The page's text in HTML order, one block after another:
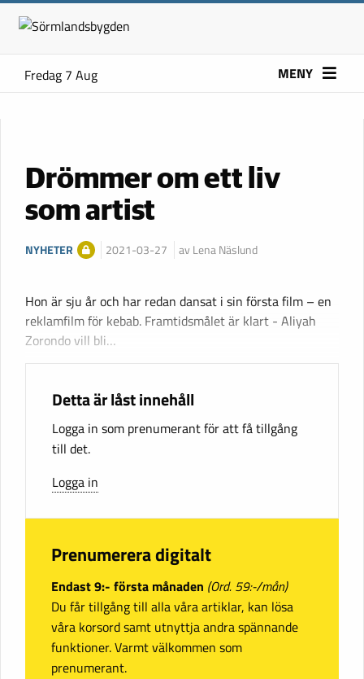
Fredag 7 Aug MENY
Drömmer om ett liv
som artist
NYHETER 2021-03-27 av Lena Näslund
Hon är sju år och har redan dansat i sin första film – en
reklamfilm för kebab. Framtidsmålet är klart - Aliyah
Zorondo vill bli…
Detta är låst innehåll
Logga in som prenumerant för att få tillgång
till det.
Logga in
Prenumerera digitalt
Endast 9:- första månaden (Ord. 59:-/mån)
Du får tillgång till alla våra artiklar, kan lösa
våra korsord samt utnyttja andra spännande
funktioner. Varmt välkommen som
prenumerant.